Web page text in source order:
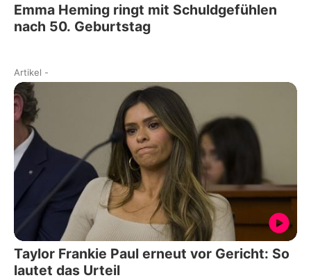
Emma Heming ringt mit Schuldgefühlen
nach 50. Geburtstag
Artikel -
Taylor Frankie Paul erneut vor Gericht: So
lautet das Urteil